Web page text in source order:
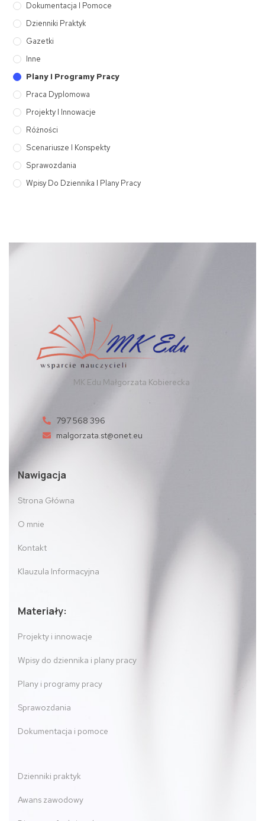
Dokumentacja I Pomoce
Dzienniki Praktyk
Gazetki
Inne
Plany I Programy Pracy
Praca Dyplomowa
Projekty I Innowacje
Różności
Scenariusze I Konspekty
Sprawozdania
Wpisy Do Dziennika I Plany Pracy
MK Edu Małgorzata Kobierecka
797 568 396
malgorzata.st@onet.eu
Nawigacja
Strona Główna
O mnie
Kontakt
Klauzula Informacyjna
Materiały:
Projekty i innowacje
Wpisy do dziennika i plany pracy
Plany i programy pracy
Sprawozdania
Dokumentacja i pomoce
Dzienniki praktyk
Awans zawodowy